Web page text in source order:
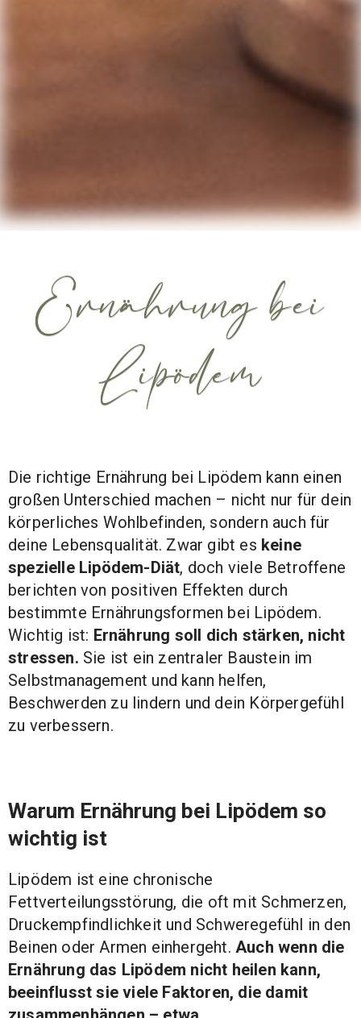
Ernährung bei
Lipödem
Die richtige Ernährung bei Lipödem kann einen
großen Unterschied machen – nicht nur für dein
körperliches Wohlbefinden, sondern auch für
deine Lebensqualität. Zwar gibt es keine
spezielle Lipödem-Diät, doch viele Betroffene
berichten von positiven Effekten durch
bestimmte Ernährungsformen bei Lipödem.
Wichtig ist: Ernährung soll dich stärken, nicht
stressen. Sie ist ein zentraler Baustein im
Selbstmanagement und kann helfen,
Beschwerden zu lindern und dein Körpergefühl
zu verbessern.
Warum Ernährung bei Lipödem so
wichtig ist
Lipödem ist eine chronische
Fettverteilungsstörung, die oft mit Schmerzen,
Druckempfindlichkeit und Schweregefühl in den
Beinen oder Armen einhergeht. Auch wenn die
Ernährung das Lipödem nicht heilen kann,
beeinflusst sie viele Faktoren, die damit